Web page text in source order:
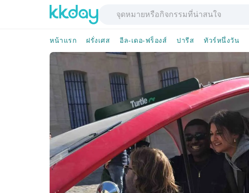
หน้าแรก ฝรั่งเศส อีล-เดอ-ฟร็องส์ ปารีส ทัวร์หนึ่งวัน